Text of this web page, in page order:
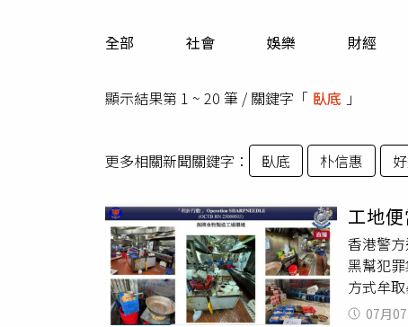
全部 社會 娛樂 財經
顯示結果第 1 ~ 20 筆 / 關鍵字「 臥底 」
更多相關新聞關鍵字： 臥底 朴信惠
工地
香港警
黑幫犯
方式牟
一處無
07月